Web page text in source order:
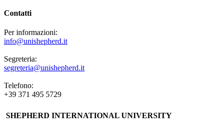
Contatti
Per informazioni:
info@unishepherd.it
Segreteria:
segreteria@unishepherd.it
Telefono:
+39 371 495 5729
SHEPHERD INTERNATIONAL UNIVERSITY